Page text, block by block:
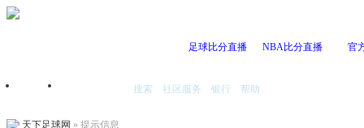
足球比分直播 NBA比分直播 官
首页 搜索 社区服务 银行 帮助
天下足球网 » 提示信息